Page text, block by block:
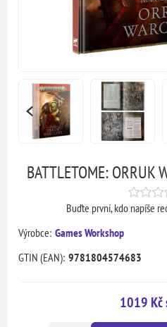
BATTLETOME: ORRUK
Buďte první, kdo napíše
Výrobce: Games Workshop
GTIN (EAN): 9781804574683
1019 Kč